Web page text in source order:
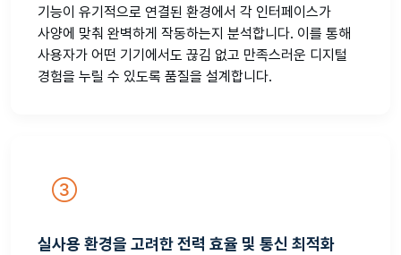
기능이 유기적으로 연결된 환경에서 각 인터페이스가
사양에 맞춰 완벽하게 작동하는지 분석합니다. 이를 통해
사용자가 어떤 기기에서도 끊김 없고 만족스러운 디지털
경험을 누릴 수 있도록 품질을 설계합니다.
실사용 환경을 고려한 전력 효율 및 통신 최적화